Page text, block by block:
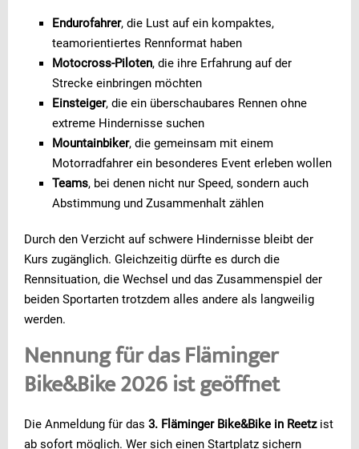
Endurofahrer, die Lust auf ein kompaktes,
teamorientiertes Rennformat haben
Motocross-Piloten, die ihre Erfahrung auf der
Strecke einbringen möchten
Einsteiger, die ein überschaubares Rennen ohne
extreme Hindernisse suchen
Mountainbiker, die gemeinsam mit einem
Motorradfahrer ein besonderes Event erleben wollen
Teams, bei denen nicht nur Speed, sondern auch
Abstimmung und Zusammenhalt zählen
Durch den Verzicht auf schwere Hindernisse bleibt der
Kurs zugänglich. Gleichzeitig dürfte es durch die
Rennsituation, die Wechsel und das Zusammenspiel der
beiden Sportarten trotzdem alles andere als langweilig
werden.
Nennung für das Fläminger
Bike&Bike 2026 ist geöffnet
Die Anmeldung für das 3. Fläminger Bike&Bike in Reetzist
ab sofort möglich. Wer sich einen Startplatz sichern